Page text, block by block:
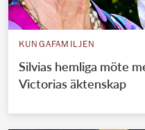
KUNGAFAMILJEN
Silvias hemliga möte
Victorias äktenskap